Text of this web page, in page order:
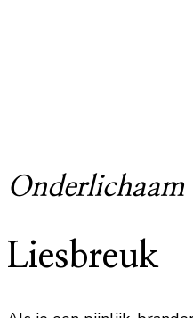
Onderlichaam
Liesbreuk